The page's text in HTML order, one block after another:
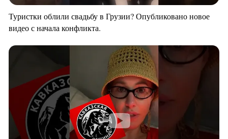
Туристки облили свадьбу в Грузии? Опубликовано новое
видео с начала конфликта.